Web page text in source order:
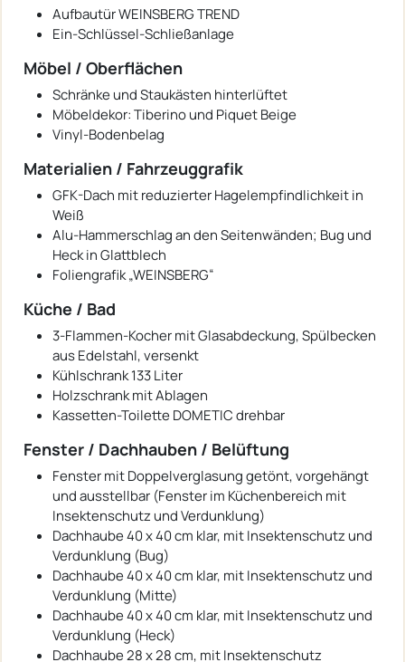
Aufbautür WEINSBERG TREND
Ein-Schlüssel-Schließanlage
Möbel / Oberflächen
Schränke und Staukästen hinterlüftet
Möbeldekor: Tiberino und Piquet Beige
Vinyl-Bodenbelag
Materialien / Fahrzeuggrafik
GFK-Dach mit reduzierter Hagelempfindlichkeit in
Weiß
Alu-Hammerschlag an den Seitenwänden; Bug und
Heck in Glattblech
Foliengrafik „WEINSBERG“
Küche / Bad
3-Flammen-Kocher mit Glasabdeckung, Spülbecken
aus Edelstahl, versenkt
Kühlschrank 133 Liter
Holzschrank mit Ablagen
Kassetten-Toilette DOMETIC drehbar
Fenster / Dachhauben / Belüftung
Fenster mit Doppelverglasung getönt, vorgehängt
und ausstellbar (Fenster im Küchenbereich mit
Insektenschutz und Verdunklung)
Dachhaube 40 x 40 cm klar, mit Insektenschutz und
Verdunklung (Bug)
Dachhaube 40 x 40 cm klar, mit Insektenschutz und
Verdunklung (Mitte)
Dachhaube 40 x 40 cm klar, mit Insektenschutz und
Verdunklung (Heck)
Dachhaube 28 x 28 cm, mit Insektenschutz